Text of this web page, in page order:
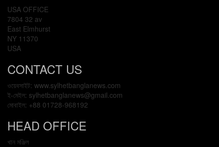
USA OFFICE
7804 32 av
East Elmhurst
NY 11370
USA
CONTACT US
ওয়েবসাইট: www.sylhetbanglanews.com
ই-মেইল: sylhetbanglanews@gmail.com
মোবাইল: +88 01728-968192
HEAD OFFICE
খান মঞ্জিল